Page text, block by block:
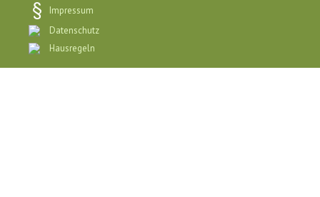
Impressum
Datenschutz
Hausregeln